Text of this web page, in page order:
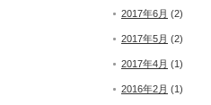
2017年6月 (2)
2017年5月 (2)
2017年4月 (1)
2016年2月 (1)